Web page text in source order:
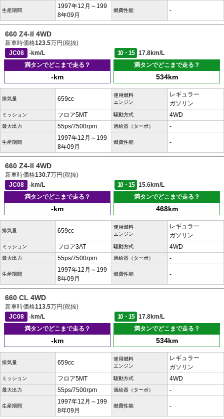
生産期間
1997年12月～199
8年09月
燃費性能 -
660 Z4-II 4WD
新車時価格123.5万円(税抜)
JC08
-km/L 10・15
17.8km/L
満タンでどこまで走る？
-km
満タンでどこまで走る？
534km
排気量 659cc
使用燃料
エンジン
レギュラー
ガソリン
ミッション フロア5MT 駆動方式 4WD
最大出力 55ps/7500rpm 過給器（ターボ） -
生産期間
1997年12月～199
8年09月
燃費性能 -
660 Z4-II 4WD
新車時価格130.7万円(税抜)
JC08
-km/L 10・15
15.6km/L
満タンでどこまで走る？
-km
満タンでどこまで走る？
468km
排気量 659cc
使用燃料
エンジン
レギュラー
ガソリン
ミッション フロア3AT 駆動方式 4WD
最大出力 55ps/7500rpm 過給器（ターボ） -
生産期間
1997年12月～199
8年09月
燃費性能 -
660 CL 4WD
新車時価格113.5万円(税抜)
JC08
-km/L 10・15
17.8km/L
満タンでどこまで走る？
-km
満タンでどこまで走る？
534km
排気量 659cc
使用燃料
エンジン
レギュラー
ガソリン
ミッション フロア5MT 駆動方式 4WD
最大出力 55ps/7500rpm 過給器（ターボ） -
生産期間
1997年12月～199
8年09月
燃費性能 -